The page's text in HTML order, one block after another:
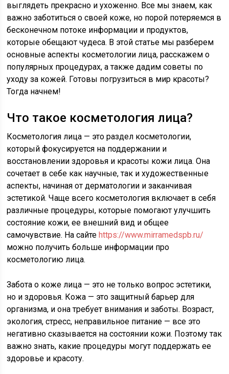
выглядеть прекрасно и ухоженно. Все мы знаем, как
важно заботиться о своей коже, но порой потеряемся в
бесконечном потоке информации и продуктов,
которые обещают чудеса. В этой статье мы разберем
основные аспекты косметологии лица, расскажем о
популярных процедурах, а также дадим советы по
уходу за кожей. Готовы погрузиться в мир красоты?
Тогда начнем!
Что такое косметология лица?
Косметология лица — это раздел косметологии,
который фокусируется на поддержании и
восстановлении здоровья и красоты кожи лица. Она
сочетает в себе как научные, так и художественные
аспекты, начиная от дерматологии и заканчивая
эстетикой. Чаще всего косметология включает в себя
различные процедуры, которые помогают улучшить
состояние кожи, ее внешний вид и общее
самочувствие. На сайтеhttps://www.mirramedspb.ru/
можно получить больше информации про
косметологию лица.
Забота о коже лица — это не только вопрос эстетики,
но и здоровья. Кожа — это защитный барьер для
организма, и она требует внимания и заботы. Возраст,
экология, стресс, неправильное питание — все это
негативно сказывается на состоянии кожи. Поэтому так
важно знать, какие процедуры могут поддержать ее
здоровье и красоту.